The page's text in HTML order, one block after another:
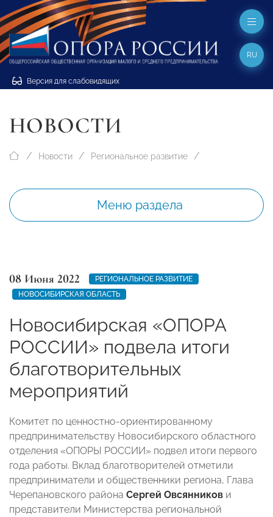
Версия для слабовидящих
RU
НОВОСТИ
Новости Региональное развитие
Меню раздела
08 Июня 2022
РЕГИОНАЛЬНОЕ РАЗВИТИЕ
НОВОСИБИРСКАЯ ОБЛАСТЬ
Новосибирская «ОПОРА
РОССИИ» подвела итоги
благотворительных
мероприятий
Комитет по ценностно-ориентированному
предпринимательству Новосибирского областного
отделения «ОПОРЫ РОССИИ» подвел итоги первого
года работы. Вклад благотворителей отметили
предприниматели и общественники региона, Глава
Черепановского района Сергей Овсянников и
представители Министерства региональной